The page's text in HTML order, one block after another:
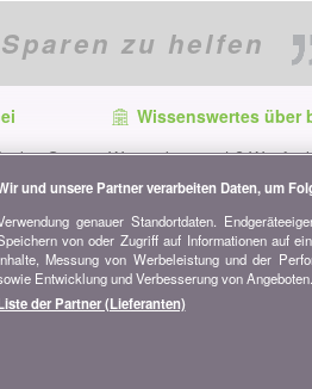
zu helfen
Sie
auf:
Wissenswertes über
Wer ist bonus.ch? Wie
Vergleiche?
Alle Informationen über
und unsere Partner verarbeiten Daten, um
genauer Standortdaten.
von oder Zugriff auf Informationen auf
Messung von Werbeleistung und der
Entwicklung und Verbesserung von Angeboten.
der Partner (Lieferanten)